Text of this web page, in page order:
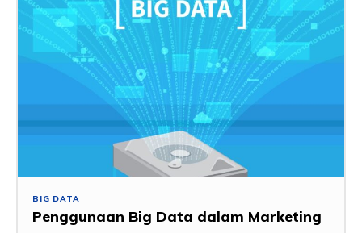
BIG DATA
Penggunaan Big Data dalam Marketing